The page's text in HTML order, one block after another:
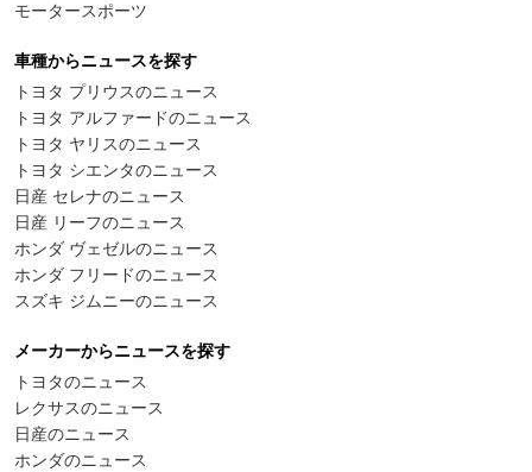
モータースポーツ
車種からニュースを探す
トヨタ プリウスのニュース
トヨタ アルファードのニュース
トヨタ ヤリスのニュース
トヨタ シエンタのニュース
日産 セレナのニュース
日産 リーフのニュース
ホンダ ヴェゼルのニュース
ホンダ フリードのニュース
スズキ ジムニーのニュース
メーカーからニュースを探す
トヨタのニュース
レクサスのニュース
日産のニュース
ホンダのニュース